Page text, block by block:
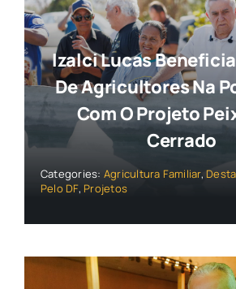
Izalci Lucas
De Agricultores Na
Com O Projeto
Cerrado
Categories: Agricultura Familiar,
Pelo DF, Projetos